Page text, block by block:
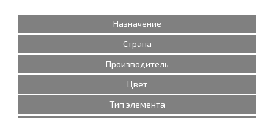
Назначение
Страна
Производитель
Цвет
Тип элемента